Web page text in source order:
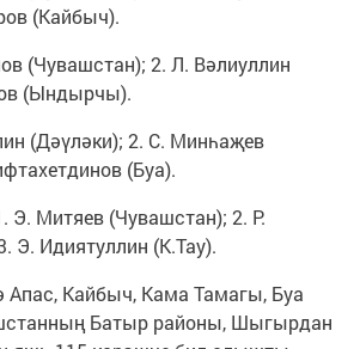
(Кайбыч).
(Чувашстан); 2. Л. Вәлиуллин
(Ындырчы).
(Дәүләки); 2. С. Минһаҗев
(Буа).
Э. Митяев (Чувашстан); 2. Р.
Э. Идиятуллин (К.Тау).
Апас, Кайбыч, Кама Тамагы, Буа
Батыр районы, Шыгырдан